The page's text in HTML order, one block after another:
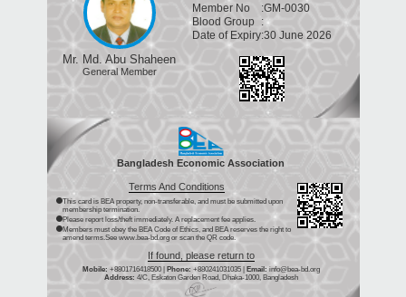
Mr. Md. Abu Shaheen
General Member
Member No :GM-0030
Blood Group :
Date of Expiry:30 June 2026
Bangladesh Economic Association
Terms And Conditions
This card is BEA property, non-transferable, and must be submitted upon
membership termination.
Please report loss/theft immediately. A replacement fee applies.
Members must obey the BEA Code of Ethics, and BEA reserves the right to
amend terms.See www.bea-bd.org or scan the QR code.
If found, please return to
Mobile: +8801716418500 | Phone: +880241031035 | Email: info@bea-bd.org
Address: 4/C, Eskaton Garden Road, Dhaka-1000, Bangladesh